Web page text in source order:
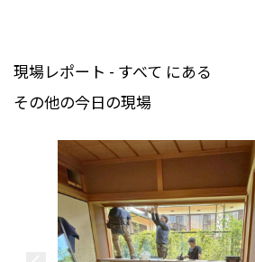
現場レポート - すべて にある
その他の今日の現場